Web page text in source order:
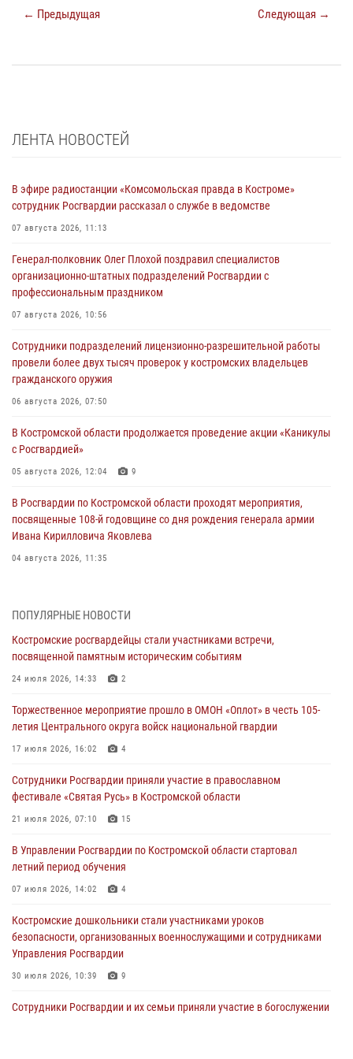
← Предыдущая Следующая →
ЛЕНТА НОВОСТЕЙ
В эфире радиостанции «Комсомольская правда в Костроме»
сотрудник Росгвардии рассказал о службе в ведомстве
07 августа 2026, 11:13
Генерал-полковник Олег Плохой поздравил специалистов
организационно-штатных подразделений Росгвардии с
профессиональным праздником
07 августа 2026, 10:56
Сотрудники подразделений лицензионно-разрешительной работы
провели более двух тысяч проверок у костромских владельцев
гражданского оружия
06 августа 2026, 07:50
В Костромской области продолжается проведение акции «Каникулы
с Росгвардией»
05 августа 2026, 12:04 9
В Росгвардии по Костромской области проходят мероприятия,
посвященные 108-й годовщине со дня рождения генерала армии
Ивана Кирилловича Яковлева
04 августа 2026, 11:35
представителя Президента Российской Федерации в Северо-
Кавказском федеральном округе Виталием Кузнецовым
31 июля 2026, 07:08 4
31 июля 2026, 06:48 1
Костромские дошкольники стали участниками уроков
Управления Росгвардии
30 июля 2026, 10:39 9
услуг» для получения услуг по линии Росгвардии
29 июля 2026, 06:26 1
в честь князя Владимира в Костроме
28 июля 2026, 06:14 2
ПОПУЛЯРНЫЕ НОВОСТИ
Костромские росгвардейцы стали участниками встречи,
посвященной памятным историческим событиям
24 июля 2026, 14:33 2
Торжественное мероприятие прошло в ОМОН «Оплот» в честь 105-
летия Центрального округа войск национальной гвардии
17 июля 2026, 16:02 4
Сотрудники Росгвардии приняли участие в православном
фестивале «Святая Русь» в Костромской области
21 июля 2026, 07:10 15
В Управлении Росгвардии по Костромской области стартовал
летний период обучения
07 июля 2026, 14:02 4
Костромские дошкольники стали участниками уроков
безопасности, организованных военнослужащими и сотрудниками
Управления Росгвардии
30 июля 2026, 10:39 9
Cотрудники Росгвардии и их семьи приняли участие в богослужении